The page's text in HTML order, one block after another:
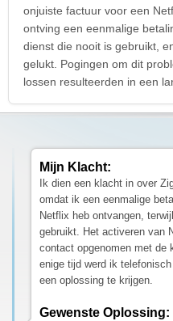
onjuiste factuur voor een
ontving een eenmalige
dienst die nooit is gebruikt,
gelukt. Pogingen om dit
lossen resulteerden in een
Mijn Klacht:
Ik dien een klacht in over
omdat ik een eenmalige
Netflix heb ontvangen,
gebruikt. Het activeren van
contact opgenomen met de
enige tijd werd ik
een oplossing te krijgen.
Gewenste Oplossing: